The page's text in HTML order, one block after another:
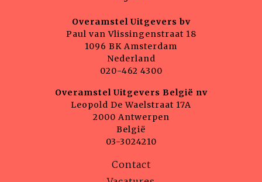
Overamstel Uitgevers bv
Paul van Vlissingenstraat 18
1096 BK Amsterdam
Nederland
020-462 4300
Overamstel Uitgevers België nv
Leopold De Waelstraat 17A
2000 Antwerpen
België
03-3024210
Contact